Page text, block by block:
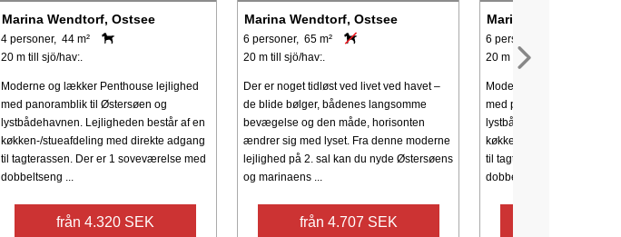
Marina Wendtorf, Ostsee
4 personer, 44 m²
20 m till sjö/hav:.
Moderne og lækker Penthouse lejlighed
med panoramblik til Østersøen og
lystbådehavnen. Lejligheden består af en
køkken-/stueafdeling med direkte adgang
til tagterassen. Der er 1 soveværelse med
dobbeltseng ...
från 4.320 SEK
Marina Wendtorf, Ostsee
6 personer, 65 m²
20 m till sjö/hav:.
Der er noget tidløst ved livet ved havet –
de blide bølger, bådenes langsomme
bevægelse og den måde, horisonten
ændrer sig med lyset. Fra denne moderne
lejlighed på 2. sal kan du nyde Østersøens
og marinaens ...
från 4.707 SEK
Marina Wendtorf,
6 personer, 60 m²
20 m till sjö/hav:.
Moderne og lækker
med panoramblik til
lystbådehavnen.
køkken-/stueafdeling med
til tagterassen. Der er 2
dobbeltsenge ...